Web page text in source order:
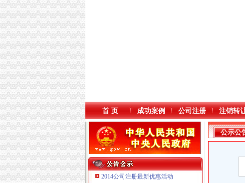
首 页 成功案例 公司注册 注销转
2014公司注册最新优惠活动
公示公